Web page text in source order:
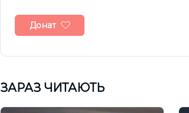
Донат
ЗАРАЗ ЧИТАЮТЬ